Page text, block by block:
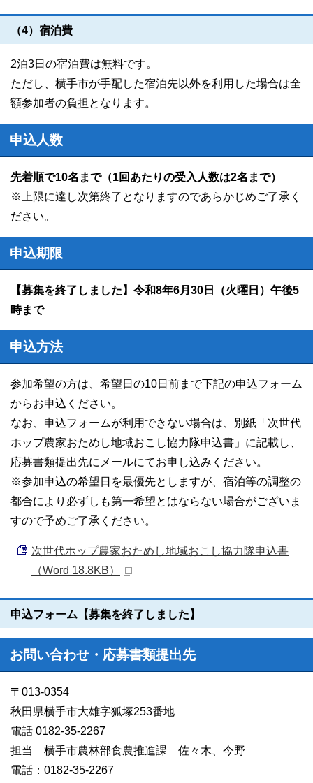
（4）宿泊費
2泊3日の宿泊費は無料です。
ただし、横手市が手配した宿泊先以外を利用した場合は全
額参加者の負担となります。
申込人数
先着順で10名まで（1回あたりの受入人数は2名まで）
※上限に達し次第終了となりますのであらかじめご了承く
ださい。
申込期限
【募集を終了しました】令和8年6月30日（火曜日）午後5
時まで
申込方法
参加希望の方は、希望日の10日前まで下記の申込フォーム
からお申込ください。
なお、申込フォームが利用できない場合は、別紙「次世代
ホップ農家おためし地域おこし協力隊申込書」に記載し、
応募書類提出先にメールにてお申し込みください。
※参加申込の希望日を最優先としますが、宿泊等の調整の
都合により必ずしも第一希望とはならない場合がございま
すので予めご了承ください。
次世代ホップ農家おためし地域おこし協力隊申込書
（Word 18.8KB）
申込フォーム【募集を終了しました】
お問い合わせ・応募書類提出先
〒013-0354
秋田県横手市大雄字狐塚253番地
電話 0182-35-2267
担当 横手市農林部食農推進課 佐々木、今野
電話：0182-35-2267